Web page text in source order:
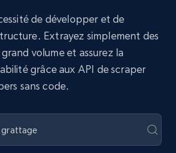
de développer et de
Extrayez simplement des
volume et assurez la
grâce aux API de scraper
sans code.